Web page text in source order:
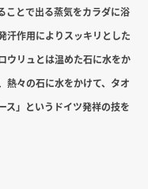
ことで出る蒸気をカラダに浴
汗作用によりスッキリとした
ウリュとは温めた石に水をか
熱々の石に水をかけて、タオ
ス」というドイツ発祥の技を